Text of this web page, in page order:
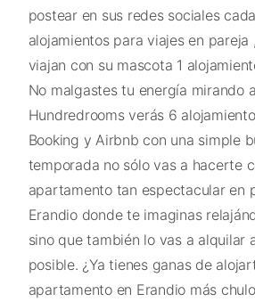
postear en sus redes sociales
alojamientos para viajes en pareja
viajan con su mascota 1
No malgastes tu energía mirando
Hundredrooms verás 6
Booking y Airbnb con una simple
temporada no sólo vas a hacerte
apartamento tan espectacular en
Erandio donde te imaginas
sino que también lo vas a alquilar
posible. ¿Ya tienes ganas de
apartamento en Erandio más